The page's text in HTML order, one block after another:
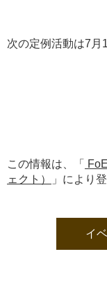
次の定例活動は7月
この情報は、「
ェクト）
」により
イ